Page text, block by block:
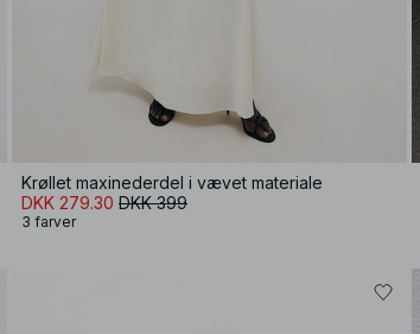
Krøllet maxinederdel i vævet materiale
DKK 279.30 DKK 399
3 farver